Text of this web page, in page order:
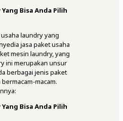
Bisa Anda Pilih
laundry yang
jasa paket usaha
mesin laundry, yang
ini merupakan unsur
berbagai jenis paket
macam.
Bisa Anda Pilih